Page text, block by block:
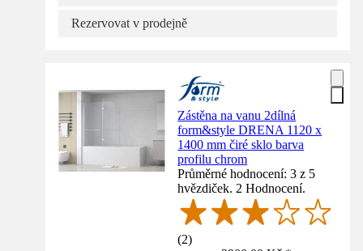
Rezervovat v prodejně
Zástěna na vanu 2dílná
form&style DRENA 1120 x
1400 mm čiré sklo barva
profilu chrom
Průměrné hodnocení: 3 z 5
hvězdiček. 2 Hodnocení.
(2)